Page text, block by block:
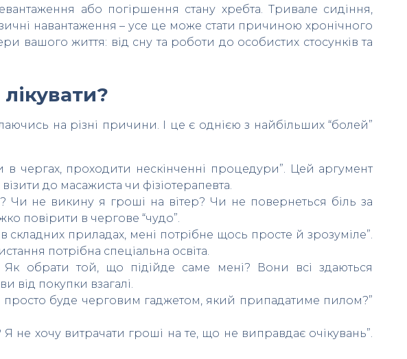
або погіршення стану хребта. Тривале сидіння,
навантаження – усе це може стати причиною хронічного
вашого життя: від сну та роботи до особистих стосунків та
на різні причини. І це є однією з найбільших “болей”
в чергах, проходити нескінченні процедури”. Цей аргумент
до масажиста чи фізіотерапевта.
Чи не викину я гроші на вітер? Чи не повернеться біль за
повірити в чергове “чудо”.
складних приладах, мені потрібне щось просте й зрозуміле”.
потрібна спеціальна освіта.
Як обрати той, що підійде саме мені? Вони всі здаються
від покупки взагалі.
буде черговим гаджетом, який припадатиме пилом?”
не хочу витрачати гроші на те, що не виправдає очікувань”.